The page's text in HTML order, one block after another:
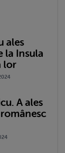
ales
la Insula
lor
A ales